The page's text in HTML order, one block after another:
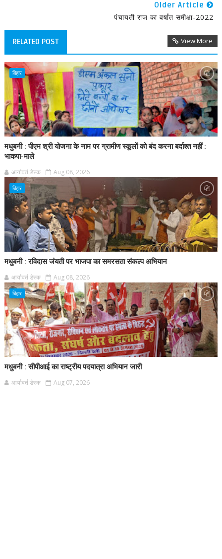
Older Article
पंचायती राज का वर्षांत समीक्षा-2022
RELATED POST View More
बिहार
मधुबनी : पीएम श्री योजना के नाम पर ग्रामीण स्कूलों को बंद करना बर्दाश्त नहीं :
भाकपा-माले
आर्यावर्त डेस्क Aug 08, 2026
बिहार
मधुबनी : रविदास जंयती पर भाजपा का समरसता संकल्प अभियान
आर्यावर्त डेस्क Aug 08, 2026
बिहार
मधुबनी : सीपीआई का राष्ट्रीय पदयात्रा अभियान जारी
आर्यावर्त डेस्क Aug 07, 2026